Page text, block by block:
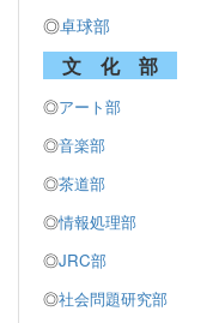
◎卓球部
文 化 部
◎アート部
◎音楽部
◎茶道部
◎情報処理部
◎JRC部
◎社会問題研究部